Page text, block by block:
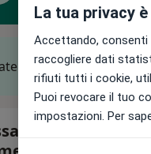
L’importo può
Francesca
La tua privacy
Accettando, consenti
raccogliere dati
rifiuti tutti i cookie,
Puoi revocare il tuo
impostazioni. Per